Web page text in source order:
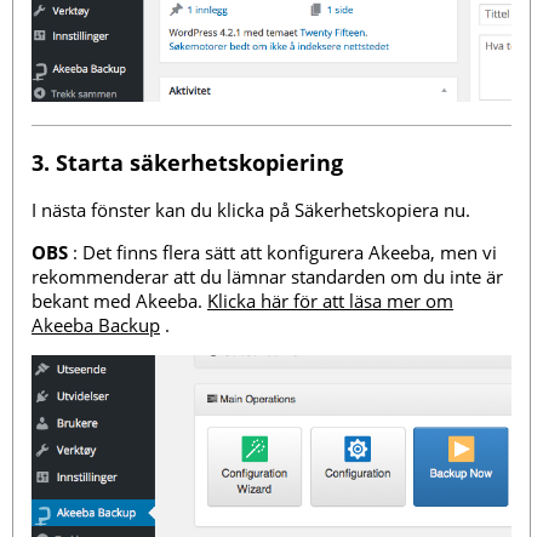
3. Starta säkerhetskopiering
I nästa fönster kan du klicka på Säkerhetskopiera nu.
OBS : Det finns flera sätt att konfigurera Akeeba, men vi
rekommenderar att du lämnar standarden om du inte är
bekant med Akeeba. Klicka här för att läsa mer om
Akeeba Backup .